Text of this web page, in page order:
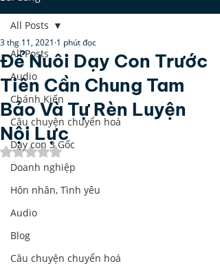
All Posts
Audio
Chánh Kiến
Câu chuyện chuyển hoá
Dạy con 3 Gốc
Doanh nghiệp
Hôn nhân, Tình yêu
Audio
Blog
Câu chuyện chuyển hoá
All Posts
Để Nuôi Dạy Con Trước
Tiên Cần Chung Tam
Bảo Và Tự Rèn Luyện
Nội Lực
3 thg 11, 2021 1 phút đọc
Đã xếp hạng NaN/5 sao.